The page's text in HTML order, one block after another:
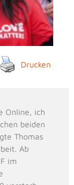
Drucken
Online, ich
beiden
Thomas
Ab
im